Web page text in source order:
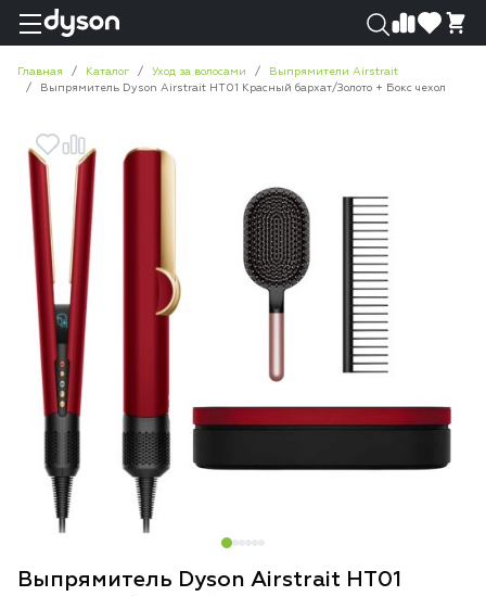
Главная Каталог Уход за волосами
Выпрямители Airstrait
Выпрямитель Dyson Airstrait HT01 Красный бархат/Золото + Бокс чехол
Выпрямитель Dyson Airstrait HT01